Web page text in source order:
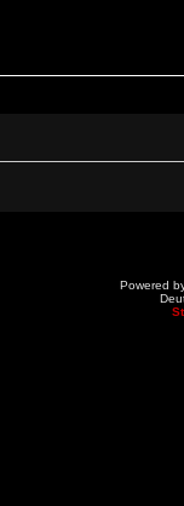
Powered